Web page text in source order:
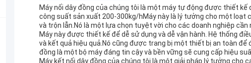
Máy nối dây đồng của chúng tôi là một máy tự động được thiết
công suất sản xuất 200-300kg/hMáy này là lý tưởng cho một loạt
và trộn lẫn.Nó là một lựa chọn tuyệt vời cho các doanh nghiệp
Máy này được thiết kế để dễ sử dụng và dễ vận hành. Hệ thống
và kết quả hiệu quả.Nó cũng được trang bị một thiết bị an toàn để
đồng là một bộ máy đáng tin cậy và bền vững sẽ cung cấp hiệu
Máy kết nối dây đồng của chúng tôi là một giải pháp lý tưởng cho